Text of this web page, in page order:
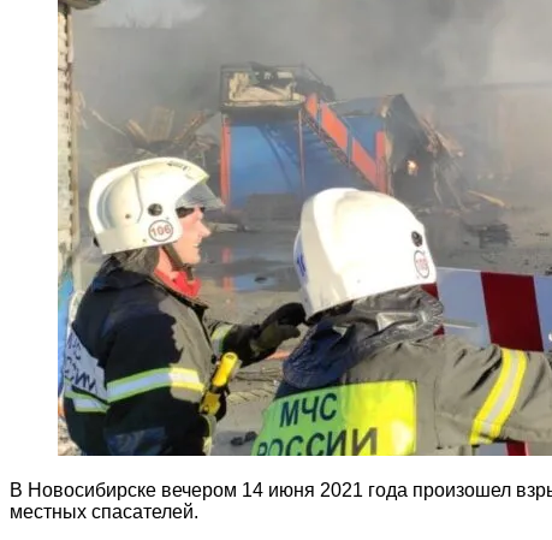
В Новосибирске вечером 14 июня 2021 года произошел
местных спасателей.